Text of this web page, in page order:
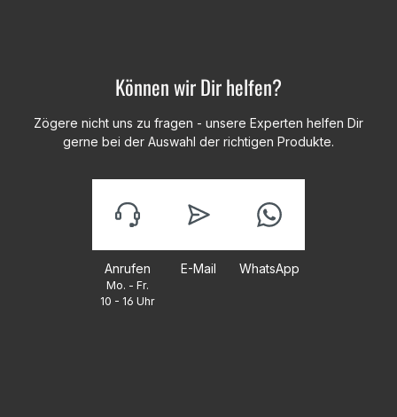
Können wir Dir helfen?
Zögere nicht uns zu fragen - unsere Experten helfen Dir
gerne bei der Auswahl der richtigen Produkte.
Anrufen
Mo. - Fr.
10 - 16 Uhr
E-Mail WhatsApp